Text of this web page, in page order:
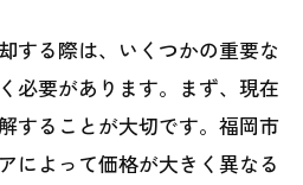
する際は、いくつかの重要な
必要があります。まず、現在
することが大切です。福岡市
によって価格が大きく異なる